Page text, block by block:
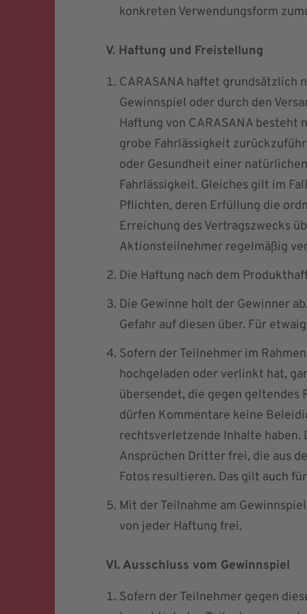
konkreten Verwendungsform
V. Haftung und Freistellung
CARASANA haftet grundsätzlich
Gewinnspiel oder durch den
Haftung von CARASANA besteht
grobe Fahrlässigkeit
oder Gesundheit einer
Fahrlässigkeit. Gleiches gilt im
Pflichten, deren Erfüllung die
Erreichung des Vertragszwecks
Aktionsteilnehmer regelmäßig
Die Haftung nach dem
Die Gewinne holt der Gewinner
Gefahr auf diesen über. Für
Sofern der Teilnehmer im
hochgeladen oder verlinkt hat,
übersendet, die gegen
dürfen Kommentare keine
rechtsverletzende Inhalte haben.
Ansprüchen Dritter frei, die aus
Fotos resultieren. Das gilt auch
Mit der Teilnahme am
von jeder Haftung frei.
VI. Ausschluss vom Gewinnspiel
Sofern der Teilnehmer gegen